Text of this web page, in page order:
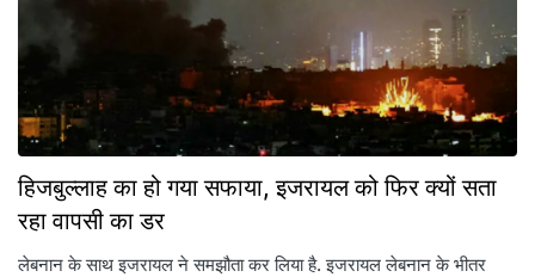
हिजबुल्लाह का हो गया सफाया, इजरायल को फिर क्यों सता
रहा वापसी का डर
लेबनान के साथ इजरायल ने समझौता कर लिया है. इजरायल लेबनान के भीतर